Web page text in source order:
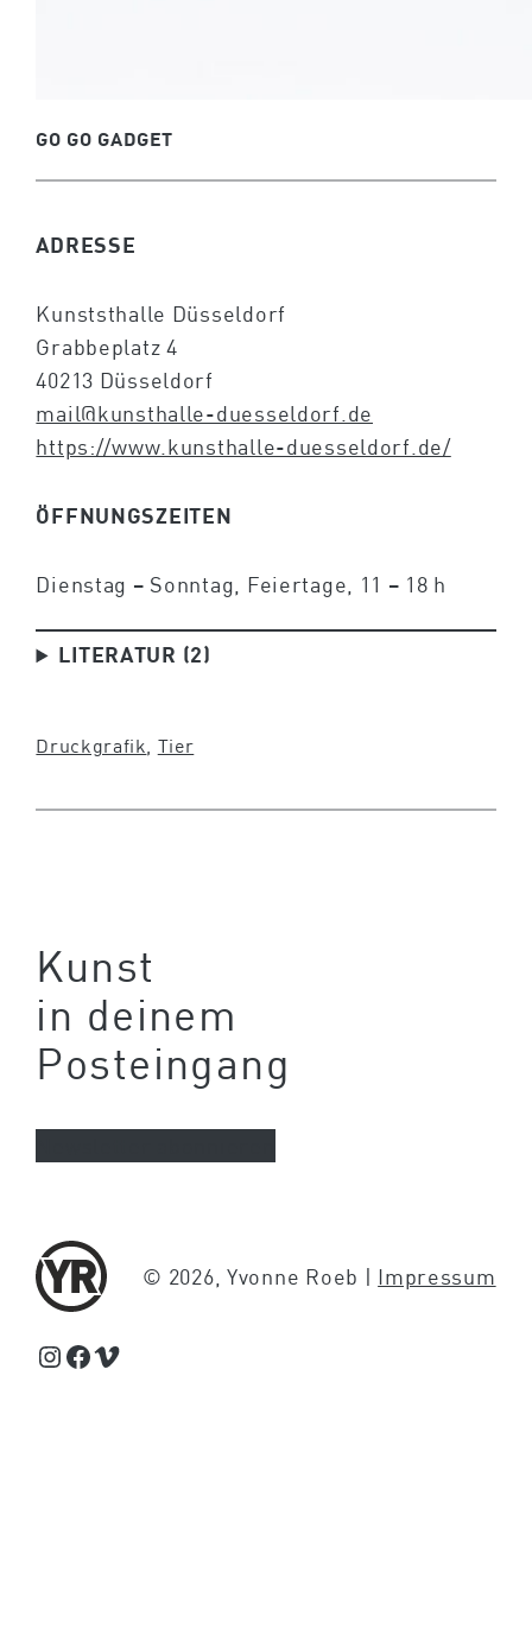
GO GO GADGET
ADRESSE
Kunststhalle Düsseldorf
Grabbeplatz 4
40213 Düsseldorf
mail@kunsthalle-duesseldorf.de
https://www.kunsthalle-duesseldorf.de/
ÖFFNUNGSZEITEN
Dienstag – Sonntag, Feiertage, 11 – 18 h
LITERATUR (2)
Druckgrafik Tier
Kunst
in deinem
Posteingang
© 2026, Yvonne Roeb | Impressum
Schaue Feed, Reels und Storys auf Instagram von Yvonne Roeb
Facebook
Schaue Videos auf Vimeo über Yvonne Roeb